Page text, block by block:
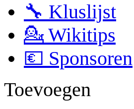
🔧 Kluslijst
💁 Wikitips
💶 Sponsoren
Toevoegen